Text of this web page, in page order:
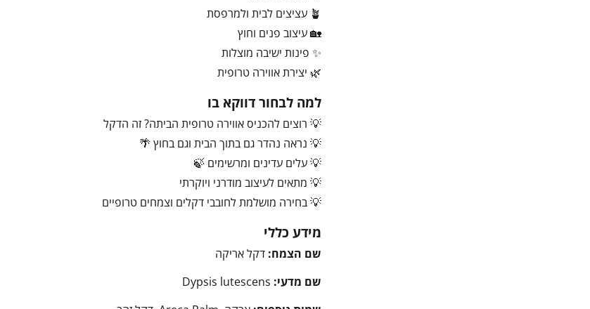
🪴 עציצים לבית ולמרפסת
🏡 עיצוב פנים וחוץ
✨ פינות ישיבה מוצלות
🌿 יצירת אווירה טרופית
למה לבחור דווקא בו
💡 רוצים להכניס אווירה טרופית הביתה? זה הדקל
💡 נראה נהדר גם בתוך הבית וגם בחוץ 🌴
💡 עלים עדינים ומרשימים 🍃
💡 מתאים לעיצוב מודרני ויוקרתי
💡 בחירה מושלמת לחובבי דקלים וצמחים טרופיים
מידע כללי
שם הצמח: דקל אריקה
שם מדעי: